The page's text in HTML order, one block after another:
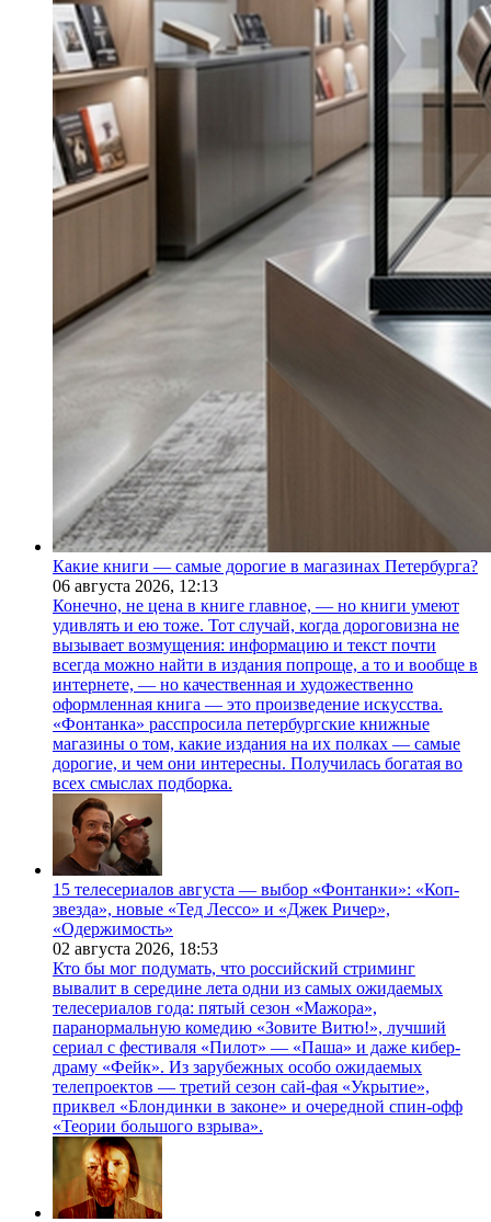
Какие книги — самые дорогие в магазинах Петербурга?
06 августа 2026, 12:13
Конечно, не цена в книге главное, — но книги умеют
удивлять и ею тоже. Тот случай, когда дороговизна не
вызывает возмущения: информацию и текст почти
всегда можно найти в издания попроще, а то и вообще в
интернете, — но качественная и художественно
оформленная книга — это произведение искусства.
«Фонтанка» расспросила петербургские книжные
магазины о том, какие издания на их полках — самые
дорогие, и чем они интересны. Получилась богатая во
всех смыслах подборка.
15 телесериалов августа — выбор «Фонтанки»: «Коп-
звезда», новые «Тед Лессо» и «Джек Ричер»,
«Одержимость»
02 августа 2026, 18:53
Кто бы мог подумать, что российский стриминг
вывалит в середине лета одни из самых ожидаемых
телесериалов года: пятый сезон «Мажора»,
паранормальную комедию «Зовите Витю!», лучший
сериал с фестиваля «Пилот» — «Паша» и даже кибер-
драму «Фейк». Из зарубежных особо ожидаемых
телепроектов — третий сезон сай-фая «Укрытие»,
приквел «Блондинки в законе» и очередной спин-офф
«Теории большого взрыва».